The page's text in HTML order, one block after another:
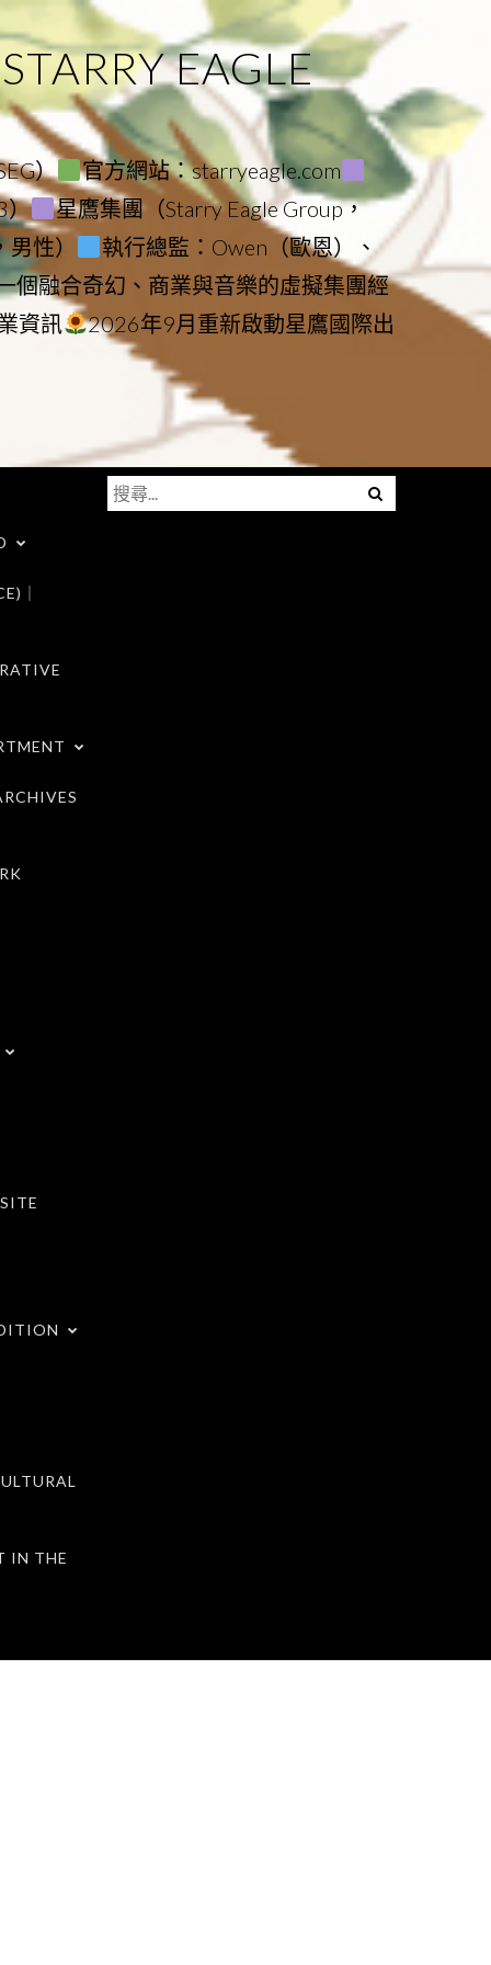
EAGLE
）
官方網站：starryeagle.com
）
星鷹集團（Starry Eagle Group，
性）
執行總監：Owen（歐恩）、
個融合奇幻、商業與音樂的虛擬集團經
資訊
2026年9月重新啟動星鷹國際出
｜
IN THE
Menu
搜
尋